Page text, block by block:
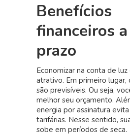
Benefícios
financeiros
prazo
Economizar na conta de
atrativo. Em primeiro lugar,
são previsíveis. Ou seja,
melhor seu orçamento.
energia por assinatura
tarifárias. Nesse sentido,
sobe em períodos de seca.